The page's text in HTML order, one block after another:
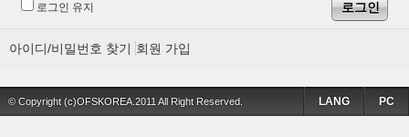
로그인 유지
아이디/비밀번호 찾기 회원 가입
© Copyright (c)OFSKOREA.2011 All Right Reserved. PC
LANG